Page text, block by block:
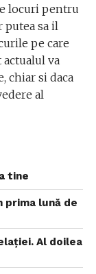
locuri pentru
putea sa il
pe care
va
chiar si daca
al
tine
prima lună de
Al doilea